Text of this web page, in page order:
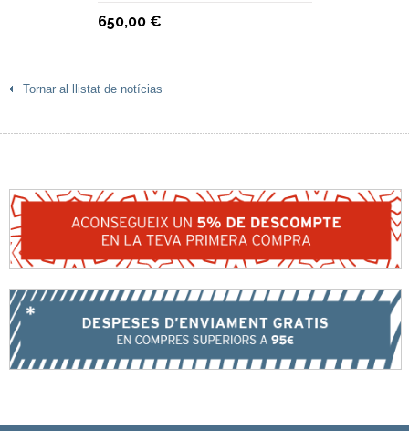
650,00 €
Tornar al llistat de notícias